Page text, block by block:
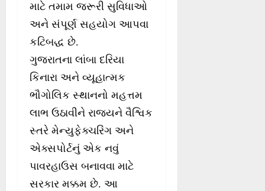
માટે તમામ જરૂરી સુવિધાઓ
અને સંપૂર્ણ સહયોગ આપવા
કટિબદ્ધ છે.
ગુજરાતના લાંબા દરિયા
કિનારા અને વ્યૂહાત્મક
ભૌગોલિક સ્થાનનો મહત્તમ
લાભ ઉઠાવીને રાજ્યને વૈશ્વિક
સ્તરે મેન્યુફેક્ચરિંગ અને
એક્સપોર્ટનું એક નવું
પાવરહાઉસ બનાવવા માટે
સરકાર મક્કમ છે. આ